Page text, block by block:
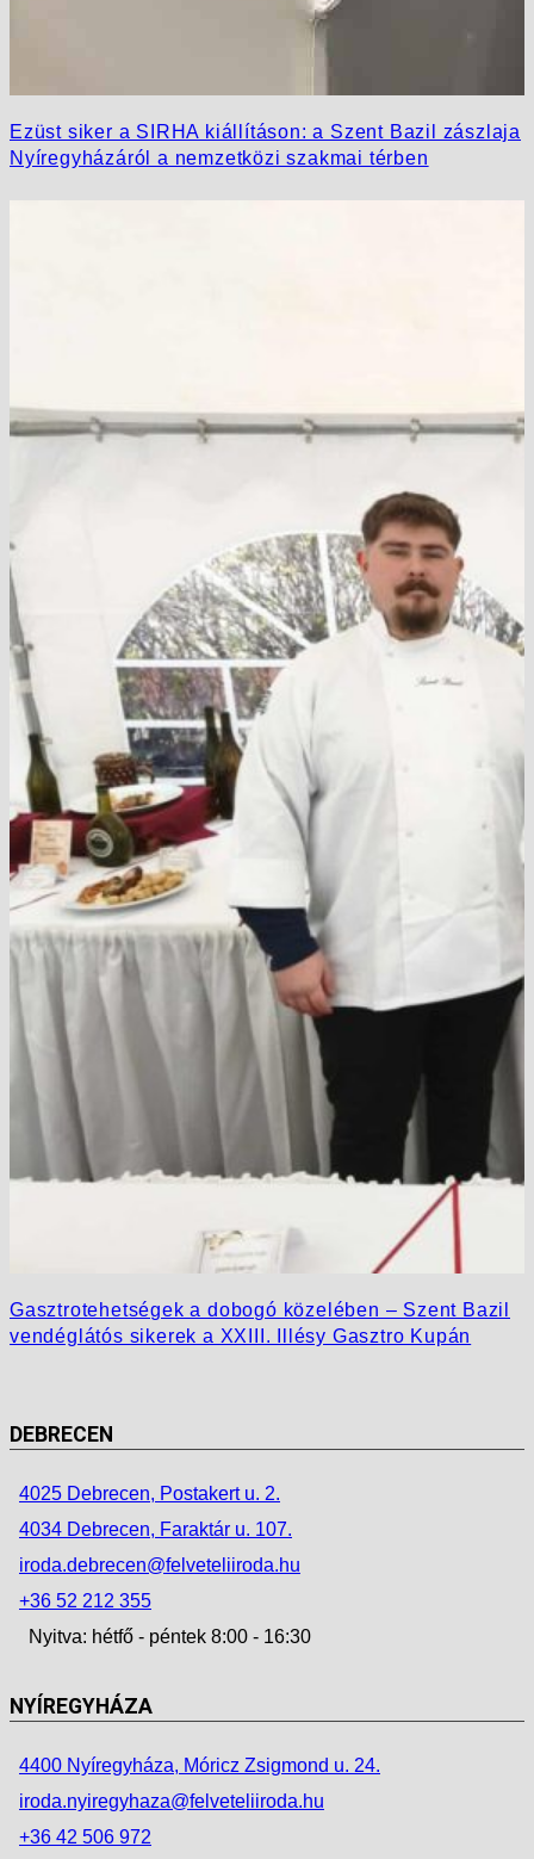
Ezüst siker a SIRHA kiállításon: a Szent Bazil zászlaja
Nyíregyházáról a nemzetközi szakmai térben
Gasztrotehetségek a dobogó közelében – Szent Bazil
vendéglátós sikerek a XXIII. Illésy Gasztro Kupán
DEBRECEN
4025 Debrecen, Postakert u. 2.
4034 Debrecen, Faraktár u. 107.
iroda.debrecen@felveteliiroda.hu
+36 52 212 355
Nyitva: hétfő - péntek 8:00 - 16:30
NYÍREGYHÁZA
4400 Nyíregyháza, Móricz Zsigmond u. 24.
iroda.nyiregyhaza@felveteliiroda.hu
+36 42 506 972